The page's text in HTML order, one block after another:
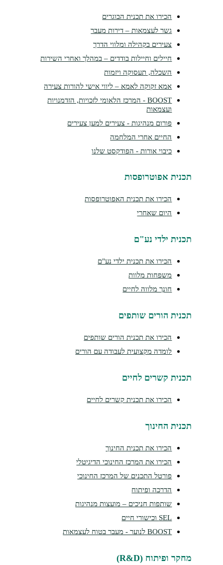
הכירו את תכנית הבוגרים
גשר לעצמאות – דירות מעבר
צעירים בקהילה ומלווי הדרך
חיילים וחיילות בודדים – במהלך ואחרי השירות
השכלה, תעסוקה ויזמות
אמא זקוקה לאמא – ליווי אישי להורות צעירה
BOOST - המרכז הלאומי לזכויות, הזדמנויות
ועצמאות
פורום מנהיגות - צעירים למען צעירים
החיים אחרי המלחמה
כיבוי אורות - הפודקסט שלנו
תכנית אפוטרופסות
הכירו את תכנית האפוטרופסות
היום שאחרי
תכנית ילדי נע"ם
הכירו את תכנית ילדי נע"ם
משפחות מלוות
חונך מלווה לחיים
תכנית הורים שותפים
הכירו את תכנית הורים שותפים
לומדה מקצועית לעבודה עם הורים
תכנית קשרים לחיים
הכירו את תכנית קשרים לחיים
תכנית החינוך
הכירו את תכנית החינוך
הכירו את המרכז החינוכי הדיגיטלי
פורטל התכנים של המרכז החינוכי
הדרכה ופיתוח
שותפות חניכים – מועצות מנהיגות
SEL וכישורי חיים
BOOST לנוער - מעבר בטוח לעצמאות
מחקר ופיתוח (R&D)